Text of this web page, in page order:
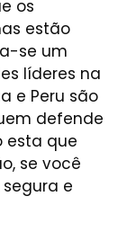
os
estão
se um
líderes na
e Peru são
defende
esta que
se você
e